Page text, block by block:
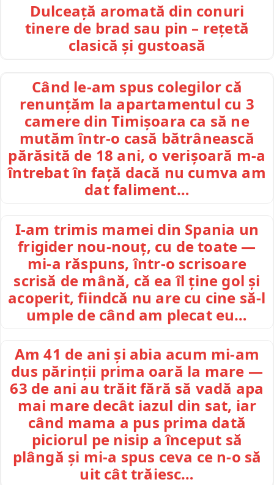
Dulceață aromată din conuri
tinere de brad sau pin – rețetă
clasică și gustoasă
Când le-am spus colegilor că
renunțăm la apartamentul cu 3
camere din Timișoara ca să ne
mutăm într-o casă bătrânească
părăsită de 18 ani, o verișoară m-a
întrebat în față dacă nu cumva am
dat faliment…
I-am trimis mamei din Spania un
frigider nou-nouț, cu de toate —
mi-a răspuns, într-o scrisoare
scrisă de mână, că ea îl ține gol și
acoperit, fiindcă nu are cu cine să-l
umple de când am plecat eu…
Am 41 de ani și abia acum mi-am
dus părinții prima oară la mare —
63 de ani au trăit fără să vadă apa
mai mare decât iazul din sat, iar
când mama a pus prima dată
piciorul pe nisip a început să
plângă și mi-a spus ceva ce n-o să
uit cât trăiesc…